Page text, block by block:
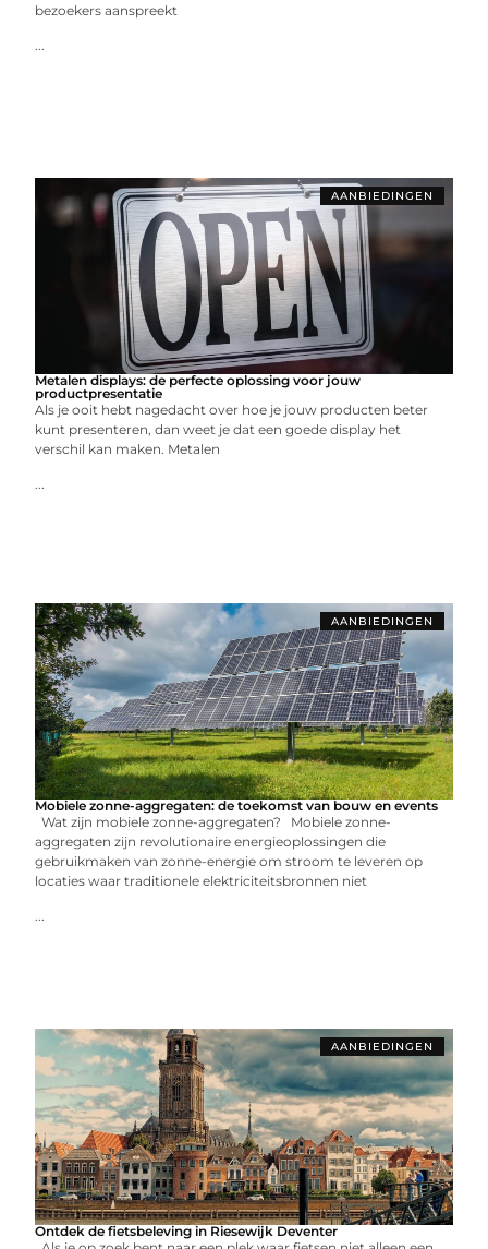
bezoekers aanspreekt
...
AANBIEDINGEN
Metalen displays: de perfecte oplossing voor jouw
productpresentatie
Als je ooit hebt nagedacht over hoe je jouw producten beter
kunt presenteren, dan weet je dat een goede display het
verschil kan maken. Metalen
...
AANBIEDINGEN
Mobiele zonne-aggregaten: de toekomst van bouw en events
Wat zijn mobiele zonne-aggregaten? Mobiele zonne-
aggregaten zijn revolutionaire energieoplossingen die
gebruikmaken van zonne-energie om stroom te leveren op
locaties waar traditionele elektriciteitsbronnen niet
...
AANBIEDINGEN
Ontdek de fietsbeleving in Riesewijk Deventer